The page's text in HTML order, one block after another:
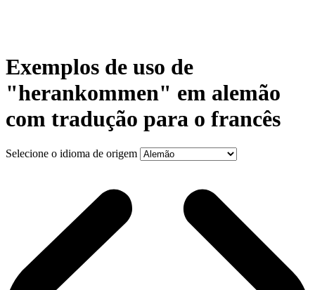
Exemplos de uso de
"herankommen" em alemão
com tradução para o francês
Selecione o idioma de origem